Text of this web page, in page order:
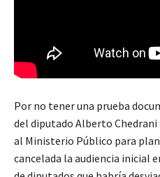
Por no tener una prueba
del diputado Alberto
al Ministerio Público para
cancelada la audiencia inicial